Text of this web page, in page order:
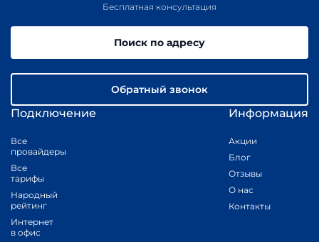
Подключение
Все
провайдеры
Все
тарифы
Народный
рейтинг
Интернет
в офис
Информация
Акции
Блог
Отзывы
О нас
Контакты
Бесплатная консультация
Поиск по адресу
Обратный звонок